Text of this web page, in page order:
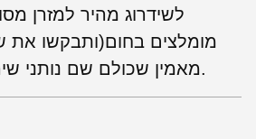
לשידרוג מהיר למזרן
מומלצים בחום(ותבקשו את
מאמין שכולם שם נותני שירות כזה מדהים).